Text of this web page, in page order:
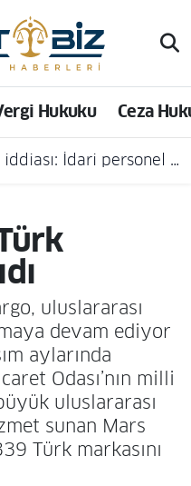
Hukuku Ceza
İdari personel açığa alındı
uluslararası
devam ediyor
aylarında
Odası’nın milli
uluslararası
sunan Mars
Türk markasını
ve Fikstür